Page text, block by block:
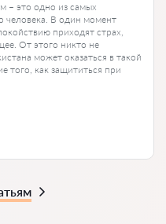
– это одно из самых
человека. В один момент
приходят страх,
От этого никто не
может оказаться в такой
того, как защититься при